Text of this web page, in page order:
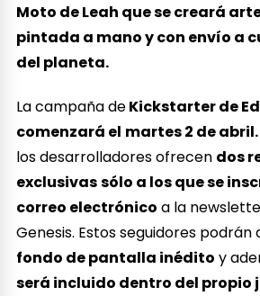
Moto de Leah que se creará
pintada a mano y con envío a
del planeta.
La campaña deKickstarter de
comenzará el martes 2 de abril.
los desarrolladores ofrecen dos
exclusivassólo a los que se
correo electrónico a la
Genesis. Estos seguidores
fondo de pantalla inédito y
será incluido dentro del propio